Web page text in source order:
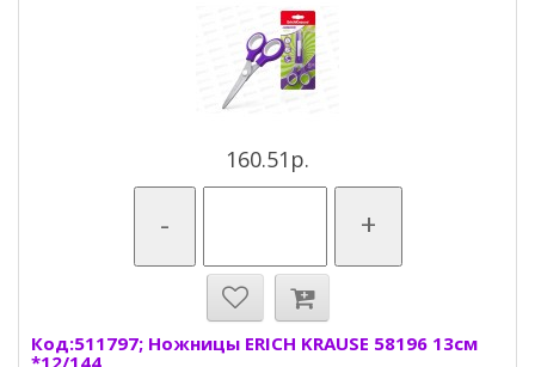
160.51р.
- +
Код:511797; Ножницы ERICH KRAUSE 58196 13см
*12/144